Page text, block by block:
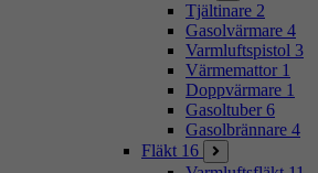
Tjältinare 2
Gasolvärmare 4
Varmluftspistol 3
Värmemattor 1
Doppvärmare 1
Gasoltuber 6
Gasolbrännare 4
Fläkt 16